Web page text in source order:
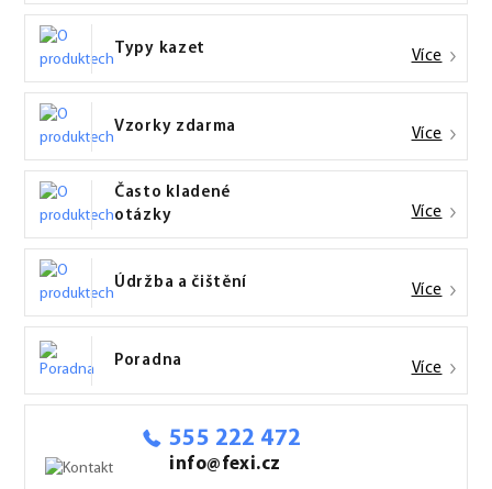
Typy kazet Více
Vzorky zdarma Více
Často kladené
otázky
Více
Údržba a čištění Více
Poradna Více
555 222 472
info@fexi.cz